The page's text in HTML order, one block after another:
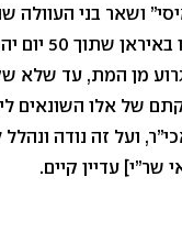
ושאר בני העוולה
שיכפו על
גרוע מן המת, עד
של אלו השונאים
ועל זה נודה
שר”י] עדיין קיים.